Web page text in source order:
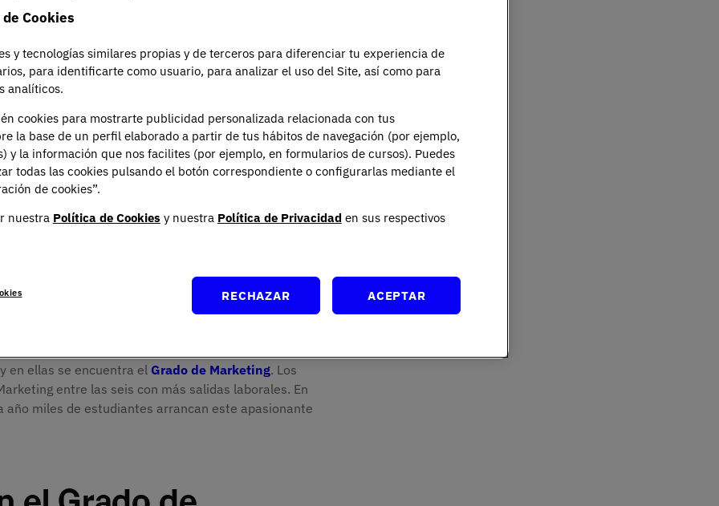
juegan un papel importante. Aquí entran los
deciden dentro de un pequeño grupo de
Pero en la decisión cuentan otros factores de
o qué nivel de demanda hay en el mercado
de las carreras más demandadas por los
empleabilidad. La rama económica y de comercio
en ellas se encuentra el Grado de Marketing. Los
entre las seis con más salidas laborales. En
año miles de estudiantes arrancan este apasionante
Cookies
y tecnologías similares propias y de terceros para diferenciar tu experiencia de
para identificarte como usuario, para analizar el uso del Site, así como para
analíticos.
cookies para mostrarte publicidad personalizada relacionada con tus
la base de un perfil elaborado a partir de tus hábitos de navegación (por ejemplo,
y la información que nos facilites (por ejemplo, en formularios de cursos). Puedes
todas las cookies pulsando el botón correspondiente o configurarlas mediante el
de cookies”.
nuestra Política de Cookies y nuestra Política de Privacidad en sus respectivos
RECHAZAR ACEPTAR